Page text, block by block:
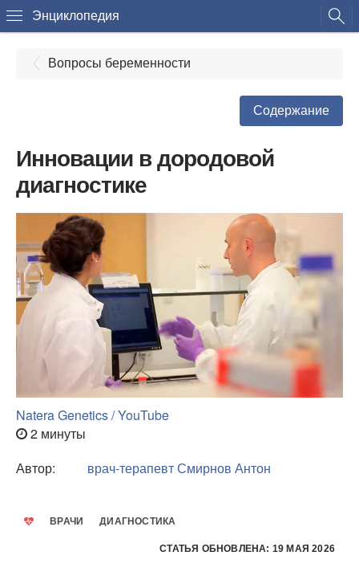
Энциклопедия
Вопросы беременности
Содержание
Инновации в дородовой
диагностике
Natera Genetics / YouTube
2 минуты
Автор:
врач-терапевтСмирнов Антон
ВРАЧИ ДИАГНОСТИКА
СТАТЬЯ ОБНОВЛЕНА: 19 МАЯ 2026